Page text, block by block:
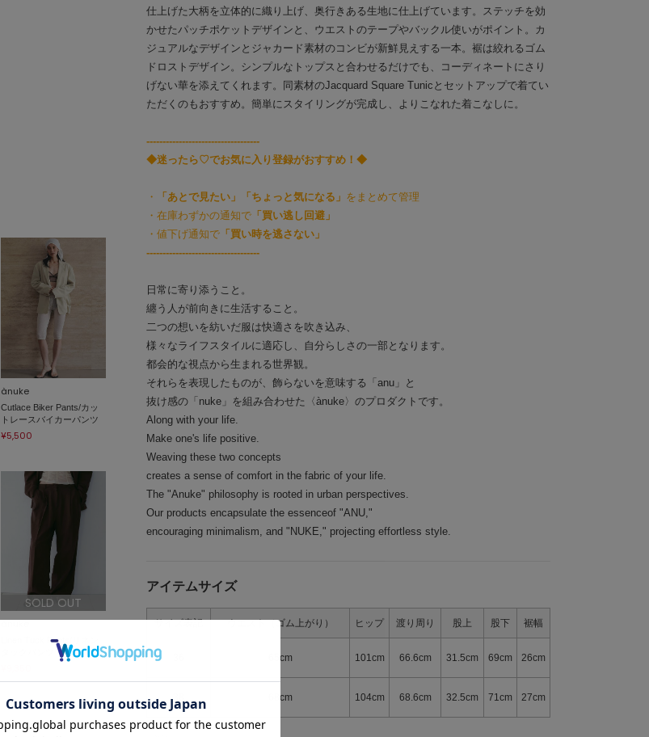
仕上げた大柄を立体的に織り上げ、奥行きある生地に仕上げています。ステッチを効
かせたパッチポケットデザインと、ウエストのテープやバックル使いがポイント。カ
ジュアルなデザインとジャカード素材のコンビが新鮮見えする一本。裾は絞れるゴム
ドロストデザイン。シンプルなトップスと合わせるだけでも、コーディネートにさり
げない華を添えてくれます。同素材のJacquard Square Tunicとセットアップで着てい
ただくのもおすすめ。簡単にスタイリングが完成し、よりこなれた着こなしに。
-----------------------------------
◆迷ったら♡でお気に入り登録がおすすめ！◆
・ 「あとで見たい」「ちょっと気になる」 をまとめて管理
・在庫わずかの通知で 「買い逃し回避」
・値下げ通知で 「買い時を逃さない」
-----------------------------------
日常に寄り添うこと。
纏う人が前向きに生活すること。
二つの想いを紡いだ服は快適さを吹き込み、
様々なライフスタイルに適応し、自分らしさの一部となります。
都会的な視点から生まれる世界観。
それらを表現したものが、飾らないを意味する「anu」と
抜け感の「nuke」を組み合わせた〈ànuke〉のプロダクトです。
Along with your life.
Make one's life positive.
Weaving these two concepts
creates a sense of comfort in the fabric of your life.
The "Anuke" philosophy is rooted in urban perspectives.
Our products encapsulate the essenceof "ANU,"
encouraging minimalism, and "NUKE," projecting effortless style.
アイテムサイズ
サイズ表記 ウエスト（ゴム上がり） ヒップ 渡り周り 股上 股下 裾幅
65cm 101cm 66.6cm 31.5cm 69cm 26cm
68cm 104cm 68.6cm 32.5cm 71cm 27cm
ànuke
Cutlace Biker Pants/カッ
トレースバイカーパンツ
¥5,500
SOLD OUT
ànuke
Linen Tuck Pants/リネン